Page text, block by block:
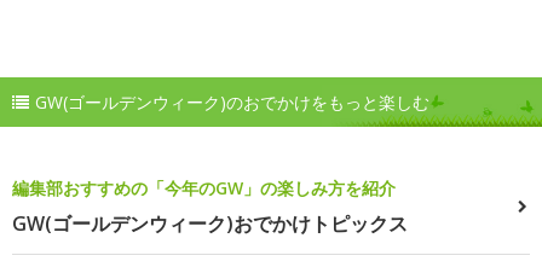
GW(ゴールデンウィーク)のおでかけをもっと楽しむ
編集部おすすめの「今年のGW」の楽しみ方を紹介
GW(ゴールデンウィーク)おでかけトピックス